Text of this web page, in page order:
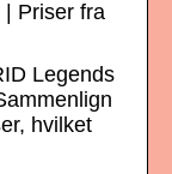
| Priser fra
Legends
hvilket